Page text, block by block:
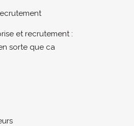
et recrutement :
sorte que ca